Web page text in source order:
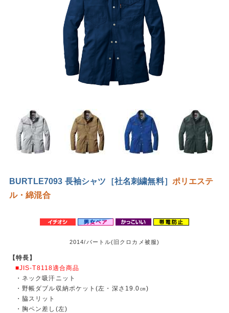
BURTLE7093 長袖シャツ［社名刺繍無料］ ポリエステ
ル・綿混合
2014/バートル(旧クロカメ被服)
【特長】
■JIS-T8118適合商品
・ネック吸汗ニット
・野帳ダブル収納ポケット(左・深さ19.0㎝)
・脇スリット
・胸ペン差し(左)